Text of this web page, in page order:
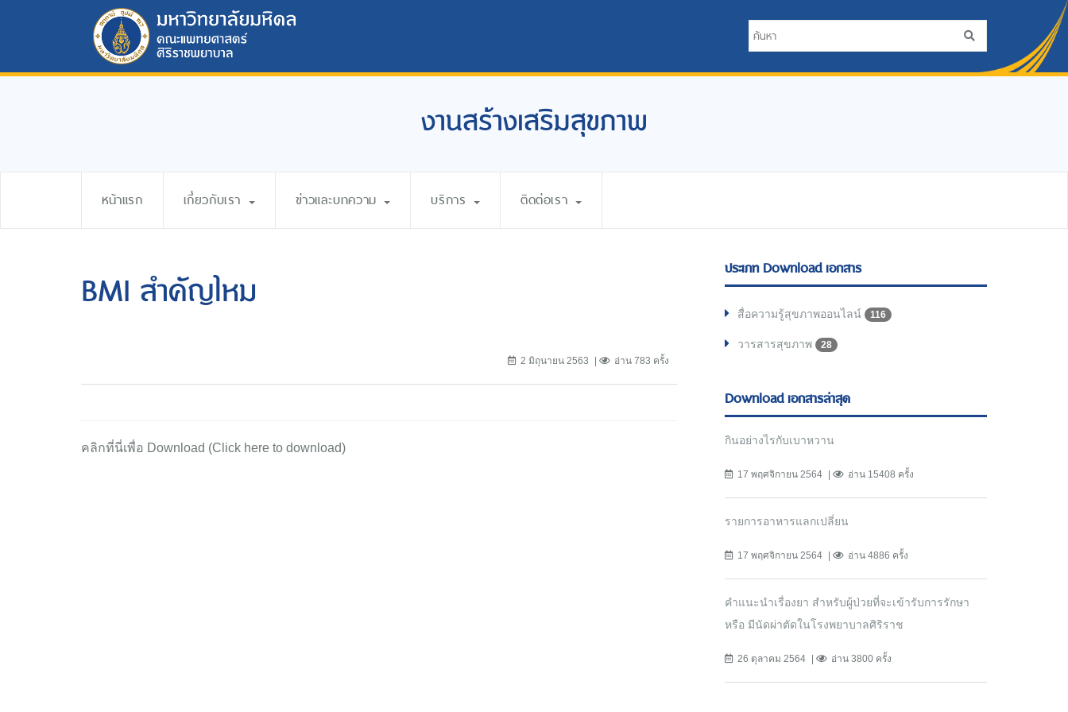
งานสร้างเสริมสุขภาพ
หน้าแรก เกี่ยวกับเรา ข่าวและบทความ บริการ ติดต่อเรา
BMI สำคัญไหม
2 มิถุนายน 2563 อ่าน 783 ครั้ง
คลิกที่นี่เพื่อ Download (Click here to download)
ประเภท Download เอกสาร
สื่อความรู้สุขภาพออนไลน์ 116
วารสารสุขภาพ 28
Download เอกสารล่าสุด
กินอย่างไรกับเบาหวาน
17 พฤศจิกายน 2564 อ่าน 15408 ครั้ง
รายการอาหารแลกเปลี่ยน
17 พฤศจิกายน 2564 อ่าน 4886 ครั้ง
คำแนะนำเรื่องยา สำหรับผู้ป่วยที่จะเข้ารับการรักษา
หรือ มีนัดผ่าตัดในโรงพยาบาลศิริราช
26 ตุลาคม 2564 อ่าน 3800 ครั้ง